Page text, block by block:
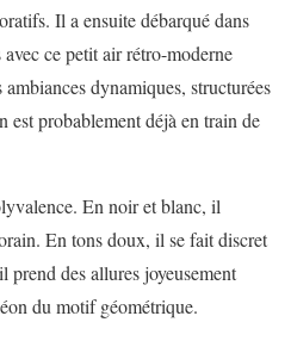
Il a ensuite débarqué dans
ce petit air rétro-moderne
dynamiques, structurées
est probablement déjà en train de
En noir et blanc, il
En tons doux, il se fait discret
prend des allures joyeusement
du motif géométrique.